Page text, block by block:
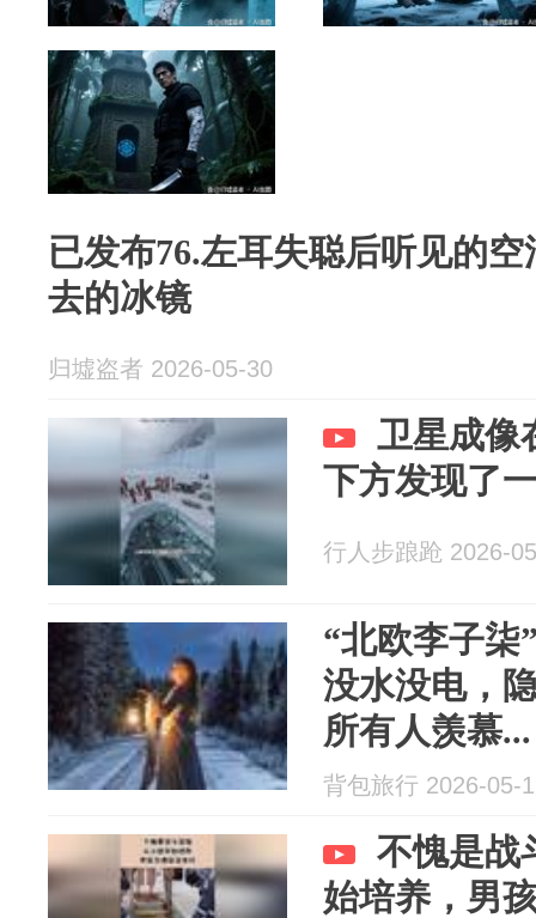
已发布76.左耳失聪后听见的
去的冰镜
归墟盗者 2026-05-30
卫星成像
下方发现了
行人步踉跄 2026-
“北欧李子柒
没水没电，
所有人羡慕...
背包旅行 2026-05-
不愧是战
始培养，男